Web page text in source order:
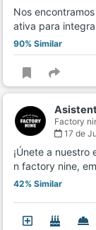
Nos
ativa para
90% Similar
Factory
17 de
¡Únete a
n factory nine,
42% Similar